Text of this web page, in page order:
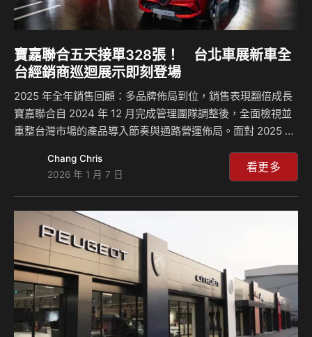
寶嘉聯合五天接單328張！ 台北車展新車全
台經銷商巡迴展示即刻登場
2025 年全年銷售回顧：多品牌佈局到位，銷售表現翻倍成長
寶嘉聯合自 2024 年 12 月完成管理團隊調整後，全面檢視並
重整台灣市場的產品導入節奏與通路營運佈局。面對 2025 年
運步調，透過多品牌策略深化與經銷通路全面升級，帶動全年
整體銷售較 2024 年呈現翻倍成長，全年合計領牌達 4,253
輛，創下寶嘉聯合自 2007 年承接品牌代理以來的歷史新高紀
錄。 其中，PEUGEOT 於 2025 年全年領牌年成長率高達
353%，成為 2025 年台灣汽車市場中成長幅度最高的品牌；
CITROËN 亦持續展現穩健成長動能，全年成長率達 …
Chang Chris
2026 年 1 月 7 日
看更多